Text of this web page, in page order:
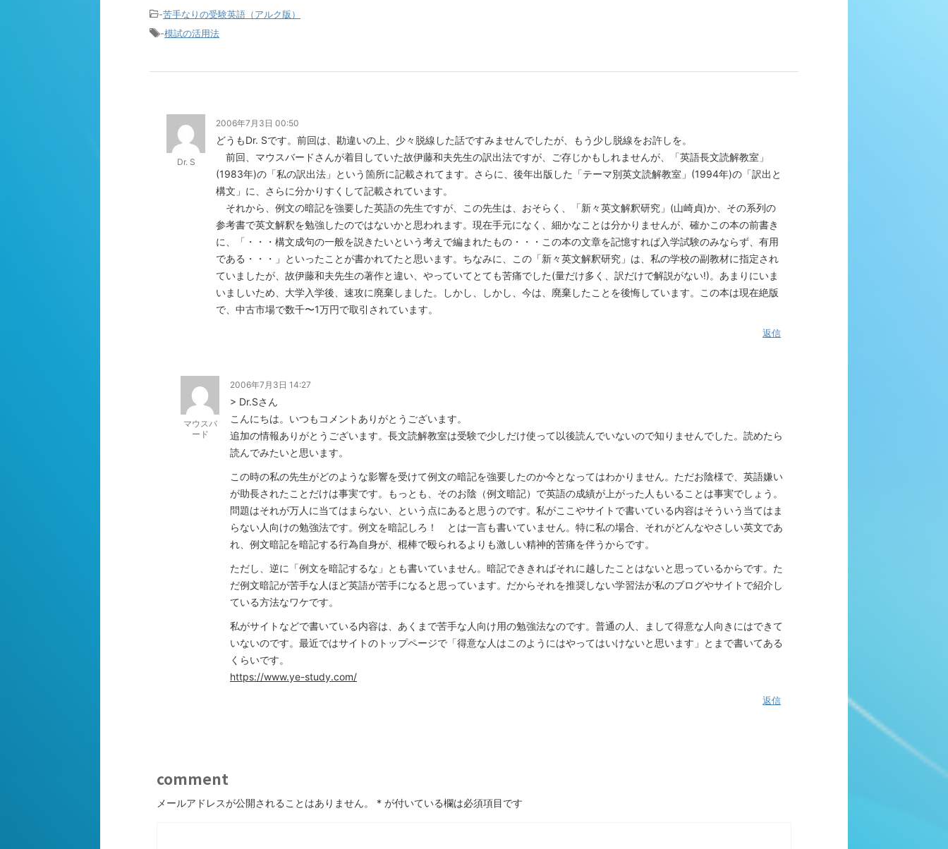
-苦手なりの受験英語（アルク版）
-模試の活用法
Dr. S
2006年7月3日 00:50
どうもDr. Sです。前回は、勘違いの上、少々脱線した話ですみませんでしたが、もう少し脱線をお許しを。
前回、マウスバードさんが着目していた故伊藤和夫先生の訳出法ですが、ご存じかもしれませんが、「英語長文読解教室」
(1983年)の「私の訳出法」という箇所に記載されてます。さらに、後年出版した「テーマ別英文読解教室」(1994年)の「訳出と
構文」に、さらに分かりすくして記載されています。
それから、例文の暗記を強要した英語の先生ですが、この先生は、おそらく、「新々英文解釈研究」(山崎貞)か、その系列の
参考書で英文解釈を勉強したのではないかと思われます。現在手元になく、細かなことは分かりませんが、確かこの本の前書き
に、「・・・構文成句の一般を説きたいという考えで編まれたもの・・・この本の文章を記憶すれば入学試験のみならず、有用
である・・・」といったことが書かれてたと思います。ちなみに、この「新々英文解釈研究」は、私の学校の副教材に指定され
ていましたが、故伊藤和夫先生の著作と違い、やっていてとても苦痛でした(量だけ多く、訳だけで解説がない!)。あまりにいま
いましいため、大学入学後、速攻に廃棄しました。しかし、しかし、今は、廃棄したことを後悔しています。この本は現在絶版
で、中古市場で数千〜1万円で取引されています。
返信
マウスバ
ード
2006年7月3日 14:27
> Dr.Sさん
こんにちは。いつもコメントありがとうございます。
追加の情報ありがとうございます。長文読解教室は受験で少しだけ使って以後読んでいないので知りませんでした。読めたら
読んでみたいと思います。
この時の私の先生がどのような影響を受けて例文の暗記を強要したのか今となってはわかりません。ただお陰様で、英語嫌い
が助長されたことだけは事実です。もっとも、そのお陰（例文暗記）で英語の成績が上がった人もいることは事実でしょう。
問題はそれが万人に当てはまらない、という点にあると思うのです。私がここやサイトで書いている内容はそういう当てはま
らない人向けの勉強法です。例文を暗記しろ！ とは一言も書いていません。特に私の場合、それがどんなやさしい英文であ
れ、例文暗記を暗記する行為自身が、棍棒で殴られるよりも激しい精神的苦痛を伴うからです。
ただし、逆に「例文を暗記するな」とも書いていません。暗記でききればそれに越したことはないと思っているからです。た
だ例文暗記が苦手な人ほど英語が苦手になると思っています。だからそれを推奨しない学習法が私のブログやサイトで紹介し
ている方法なワケです。
私がサイトなどで書いている内容は、あくまで苦手な人向け用の勉強法なのです。普通の人、まして得意な人向きにはできて
いないのです。最近ではサイトのトップページで「得意な人はこのようにはやってはいけないと思います」とまで書いてある
くらいです。
https://www.ye-study.com/
返信
comment
メールアドレスが公開されることはありません。 * が付いている欄は必須項目です